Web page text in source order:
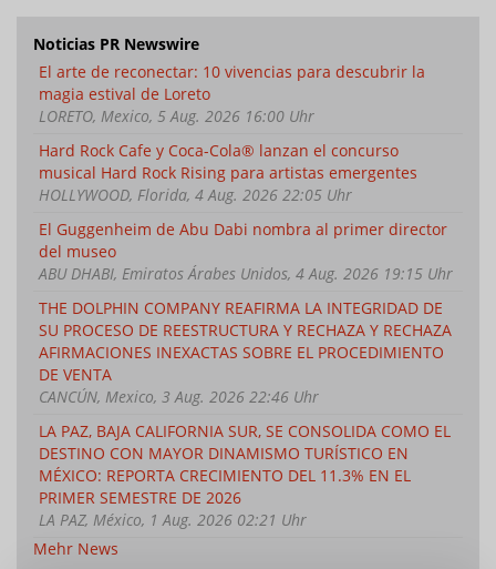
Noticias PR Newswire
El arte de reconectar: 10 vivencias para descubrir la
magia estival de Loreto
LORETO, Mexico, 5 Aug. 2026 16:00 Uhr
Hard Rock Cafe y Coca-Cola® lanzan el concurso
musical Hard Rock Rising para artistas emergentes
HOLLYWOOD, Florida, 4 Aug. 2026 22:05 Uhr
El Guggenheim de Abu Dabi nombra al primer director
del museo
ABU DHABI, Emiratos Árabes Unidos, 4 Aug. 2026 19:15 Uhr
THE DOLPHIN COMPANY REAFIRMA LA INTEGRIDAD DE
SU PROCESO DE REESTRUCTURA Y RECHAZA Y RECHAZA
AFIRMACIONES INEXACTAS SOBRE EL PROCEDIMIENTO
DE VENTA
CANCÚN, Mexico, 3 Aug. 2026 22:46 Uhr
LA PAZ, BAJA CALIFORNIA SUR, SE CONSOLIDA COMO EL
DESTINO CON MAYOR DINAMISMO TURÍSTICO EN
MÉXICO: REPORTA CRECIMIENTO DEL 11.3% EN EL
PRIMER SEMESTRE DE 2026
LA PAZ, México, 1 Aug. 2026 02:21 Uhr
Mehr News